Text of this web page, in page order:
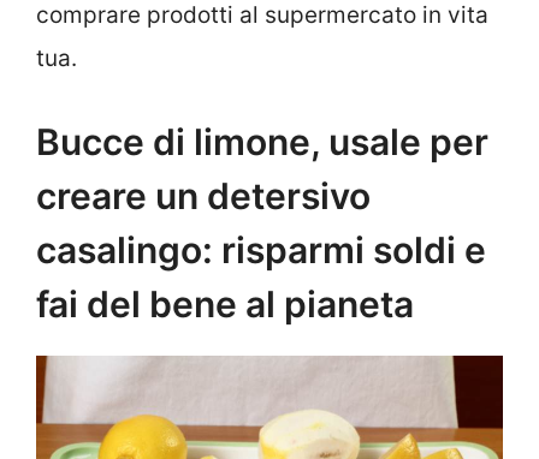
comprare prodotti al supermercato in vita
tua.
Bucce di limone, usale per
creare un detersivo
casalingo: risparmi soldi e
fai del bene al pianeta